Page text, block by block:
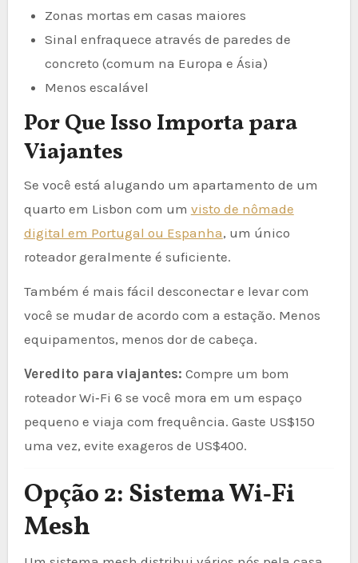
Zonas mortas em casas maiores
Sinal enfraquece através de paredes de
concreto (comum na Europa e Ásia)
Menos escalável
Por Que Isso Importa para
Viajantes
Se você está alugando um apartamento de um
quarto em Lisbon com um visto de nômade
digital em Portugal ou Espanha, um único
roteador geralmente é suficiente.
Também é mais fácil desconectar e levar com
você se mudar de acordo com a estação. Menos
equipamentos, menos dor de cabeça.
Veredito para viajantes: Compre um bom
roteador Wi‑Fi 6 se você mora em um espaço
pequeno e viaja com frequência. Gaste US$150
uma vez, evite exageros de US$400.
Opção 2: Sistema Wi‑Fi
Mesh